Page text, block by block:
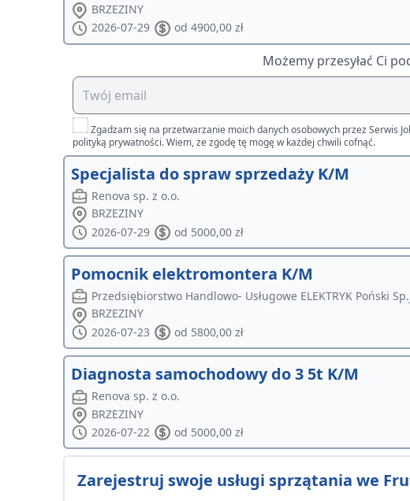
BRZEZINY
2026-07-29
od 4900,00 zł
Możemy przesyłać Ci
Zgadzam się na przetwarzanie moich danych osobowych przez Serwis
polityką prywatności. Wiem, że zgodę tę mogę w każdej chwili cofnąć.
Specjalista do spraw sprzedaży K/M
Renova sp. z o.o.
BRZEZINY
2026-07-29
od 5000,00 zł
Pomocnik elektromontera K/M
Przedsiębiorstwo Handlowo- Usługowe ELEKTRYK Poński
BRZEZINY
2026-07-23
od 5800,00 zł
Diagnosta samochodowy do 3 5t K/M
Renova sp. z o.o.
BRZEZINY
2026-07-22
od 5000,00 zł
Zarejestruj swoje usługi sprzątania we